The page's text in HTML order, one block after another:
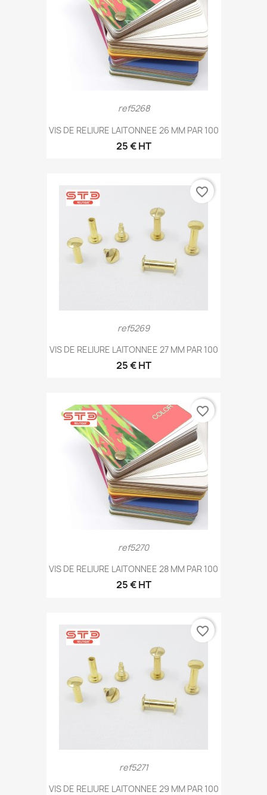
ref5268
VIS DE RELIURE LAITONNEE 26 MM PAR 100
25 € HT
ref5269
VIS DE RELIURE LAITONNEE 27 MM PAR 100
25 € HT
favorite_border
ref5270
VIS DE RELIURE LAITONNEE 28 MM PAR 100
25 € HT
favorite_border
ref5271
VIS DE RELIURE LAITONNEE 29 MM PAR 100
favorite_border